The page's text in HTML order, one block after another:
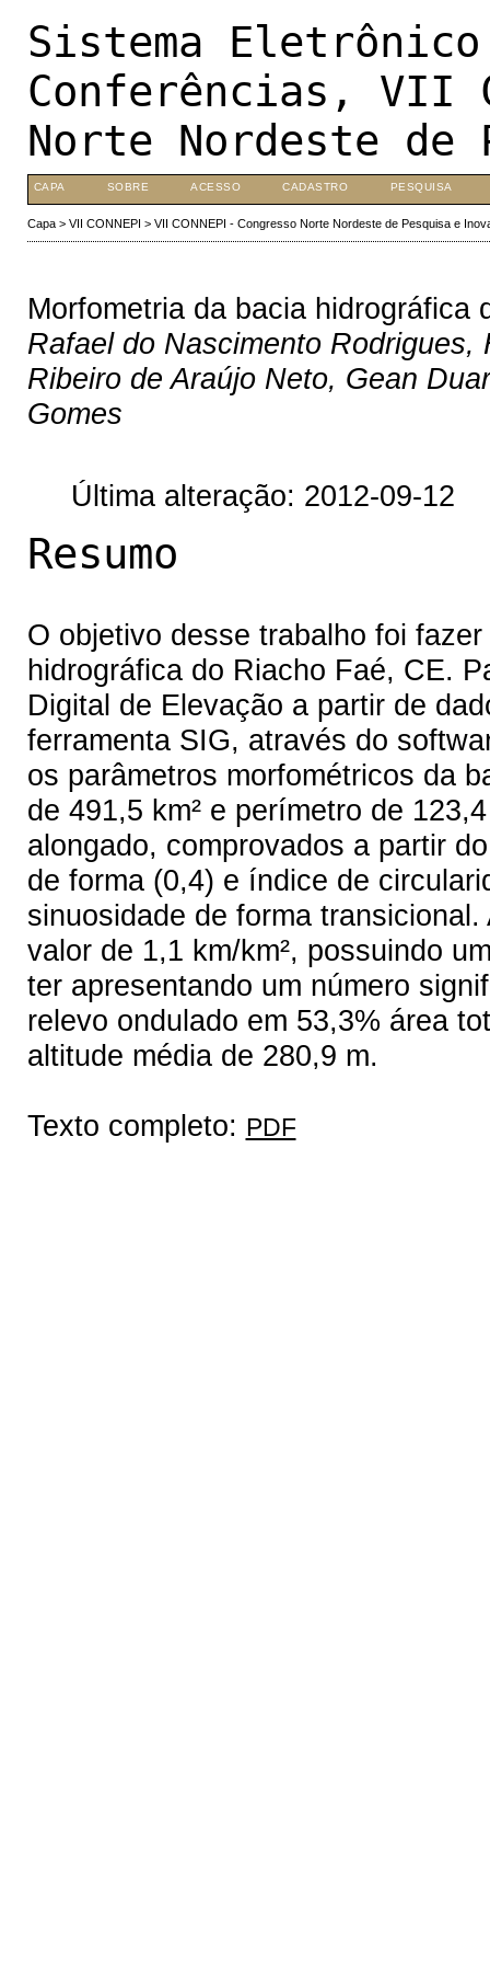
Sistema
Conferências, VII
Norte Nordeste de
CAPA SOBRE ACESSO CADASTRO PESQUISA
Capa> VII CONNEPI > VII CONNEPI - Congresso Norte Nordeste de Pesquisa e
Morfometria da bacia hidrográfica
Rafael do Nascimento
Ribeiro de Araújo Neto, Gean
Gomes
Última alteração: 2012-09-12
Resumo
O objetivo desse trabalho foi
hidrográfica do Riacho Faé, CE.
Digital de Elevação a partir de
ferramenta SIG, através do
os parâmetros morfométricos da
de 491,5 km² e perímetro de
alongado, comprovados a partir
de forma (0,4) e índice de
sinuosidade de forma
valor de 1,1 km/km², possuindo
ter apresentando um número
relevo ondulado em 53,3% área
altitude média de 280,9 m.
Texto completo: PDF